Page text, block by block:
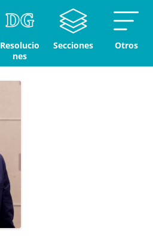
Resolucio
nes
Secciones Otros